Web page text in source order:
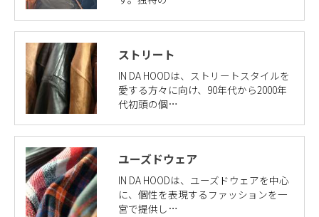
ストリート
IN DA HOODは、ストリートスタイルを
愛する方々に向け、90年代から2000年
代初頭の個…
ユーズドウェア
IN DA HOODは、ユーズドウェアを中心
に、個性を表現するファッションを一
宮で提供し…